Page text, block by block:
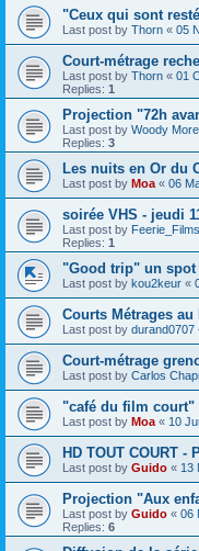
"Ceux qui sont
Last post by Thorn « 05
Court-métrage
Last post by Thorn « 01
Replies: 1
Projection "72h
Last post by Woody
Replies: 3
Les nuits en Or du
Last post by Moa « 06
soirée VHS - jeudi
Last post by Feerie_Films
Replies: 1
"Good trip" un
Last post by kou2keur «
Courts Métrages
Last post by durand0707
Court-métrage
Last post by Carlos
"café du film court"
Last post by Moa « 10
HD TOUT COURT -
Last post by Guido « 13
Projection "Aux
Last post by Guido « 06
Replies: 6